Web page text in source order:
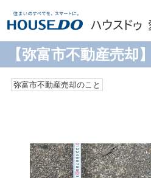
【弥富市不動産売却
弥富市不動産売却のこと